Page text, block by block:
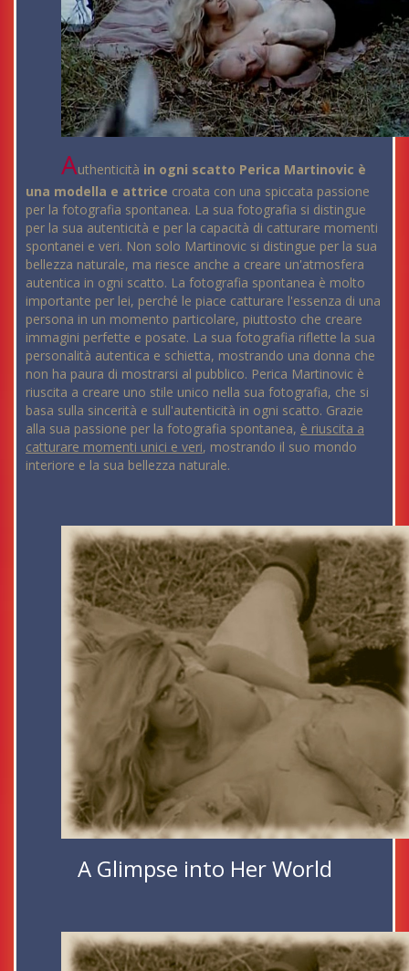
Authenticità in ogni scatto Perica Martinovic è
una modella e attrice croata con una spiccata passione
per la fotografia spontanea. La sua fotografia si distingue
per la sua autenticità e per la capacità di catturare momenti
spontanei e veri. Non solo Martinovic si distingue per la sua
bellezza naturale, ma riesce anche a creare un'atmosfera
autentica in ogni scatto. La fotografia spontanea è molto
importante per lei, perché le piace catturare l'essenza di una
persona in un momento particolare, piuttosto che creare
immagini perfette e posate. La sua fotografia riflette la sua
personalità autentica e schietta, mostrando una donna che
non ha paura di mostrarsi al pubblico. Perica Martinovic è
riuscita a creare uno stile unico nella sua fotografia, che si
basa sulla sincerità e sull'autenticità in ogni scatto. Grazie
alla sua passione per la fotografia spontanea, è riuscita a
catturare momenti unici e veri, mostrando il suo mondo
interiore e la sua bellezza naturale.
A Glimpse into Her World